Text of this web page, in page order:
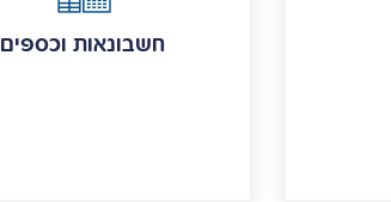
חשבונאות וכספים